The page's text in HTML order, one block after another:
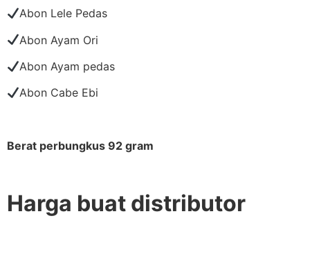
Abon Lele Pedas
Abon Ayam Ori
Abon Ayam pedas
Abon Cabe Ebi
Berat perbungkus 92 gram
Harga buat distributor